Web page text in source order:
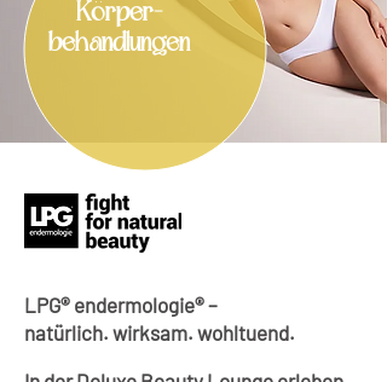
Körper-
behandlungen
LPG® endermologie® –
natürlich. wirksam. wohltuend.